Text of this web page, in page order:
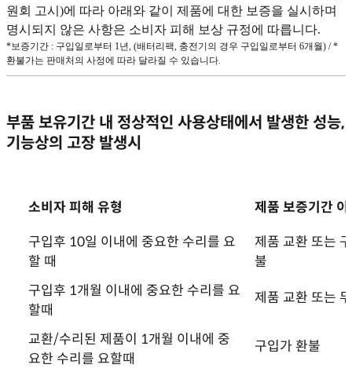
원회 고시)에 따라 아래와 같이 제품에 대한 보증을 실시하며
명시되지 않은 사항은 소비자 피해 보상 규정에 따릅니다.
*보증기간 : 구입일로부터 1년, (배터리팩, 충전기의 경우 구입일로부터 6개월) / *
환불가는 판매처의 사정에 따라 달라질 수 있습니다.
부품 보유기간 내 정상적인 사용상태에서 발생한 성능,
기능상의 고장 발생시
소비자 피해 유형 제품 보증기간 이
구입후 10일 이내에 중요한 수리를 요
할 때
제품 교환 또는
불
구입후 1개월 이내에 중요한 수리를 요
할때
제품 교환 또는
교환/수리된 제품이 1개월 이내에 중
요한 수리를 요할때
구입가 환불